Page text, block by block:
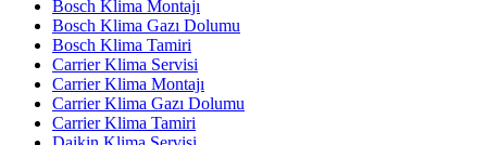
Bosch Klima Montajı
Bosch Klima Gazı Dolumu
Bosch Klima Tamiri
Carrier Klima Servisi
Carrier Klima Montajı
Carrier Klima Gazı Dolumu
Carrier Klima Tamiri